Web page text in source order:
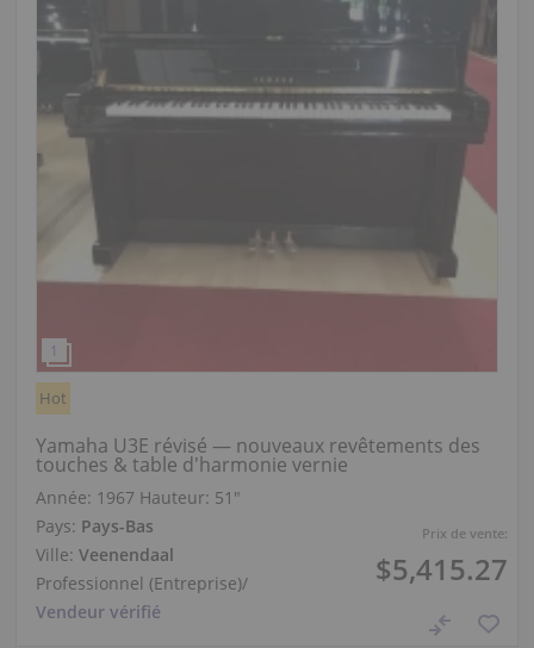
Prix de vente:
$5,415.27
Hot
Yamaha U3E révisé — nouveaux revêtements des
touches & table d'harmonie vernie
Année: 1967 Hauteur: 51″
Pays: Pays-Bas
Ville: Veenendaal
Professionnel (Entreprise)/
Vendeur vérifié